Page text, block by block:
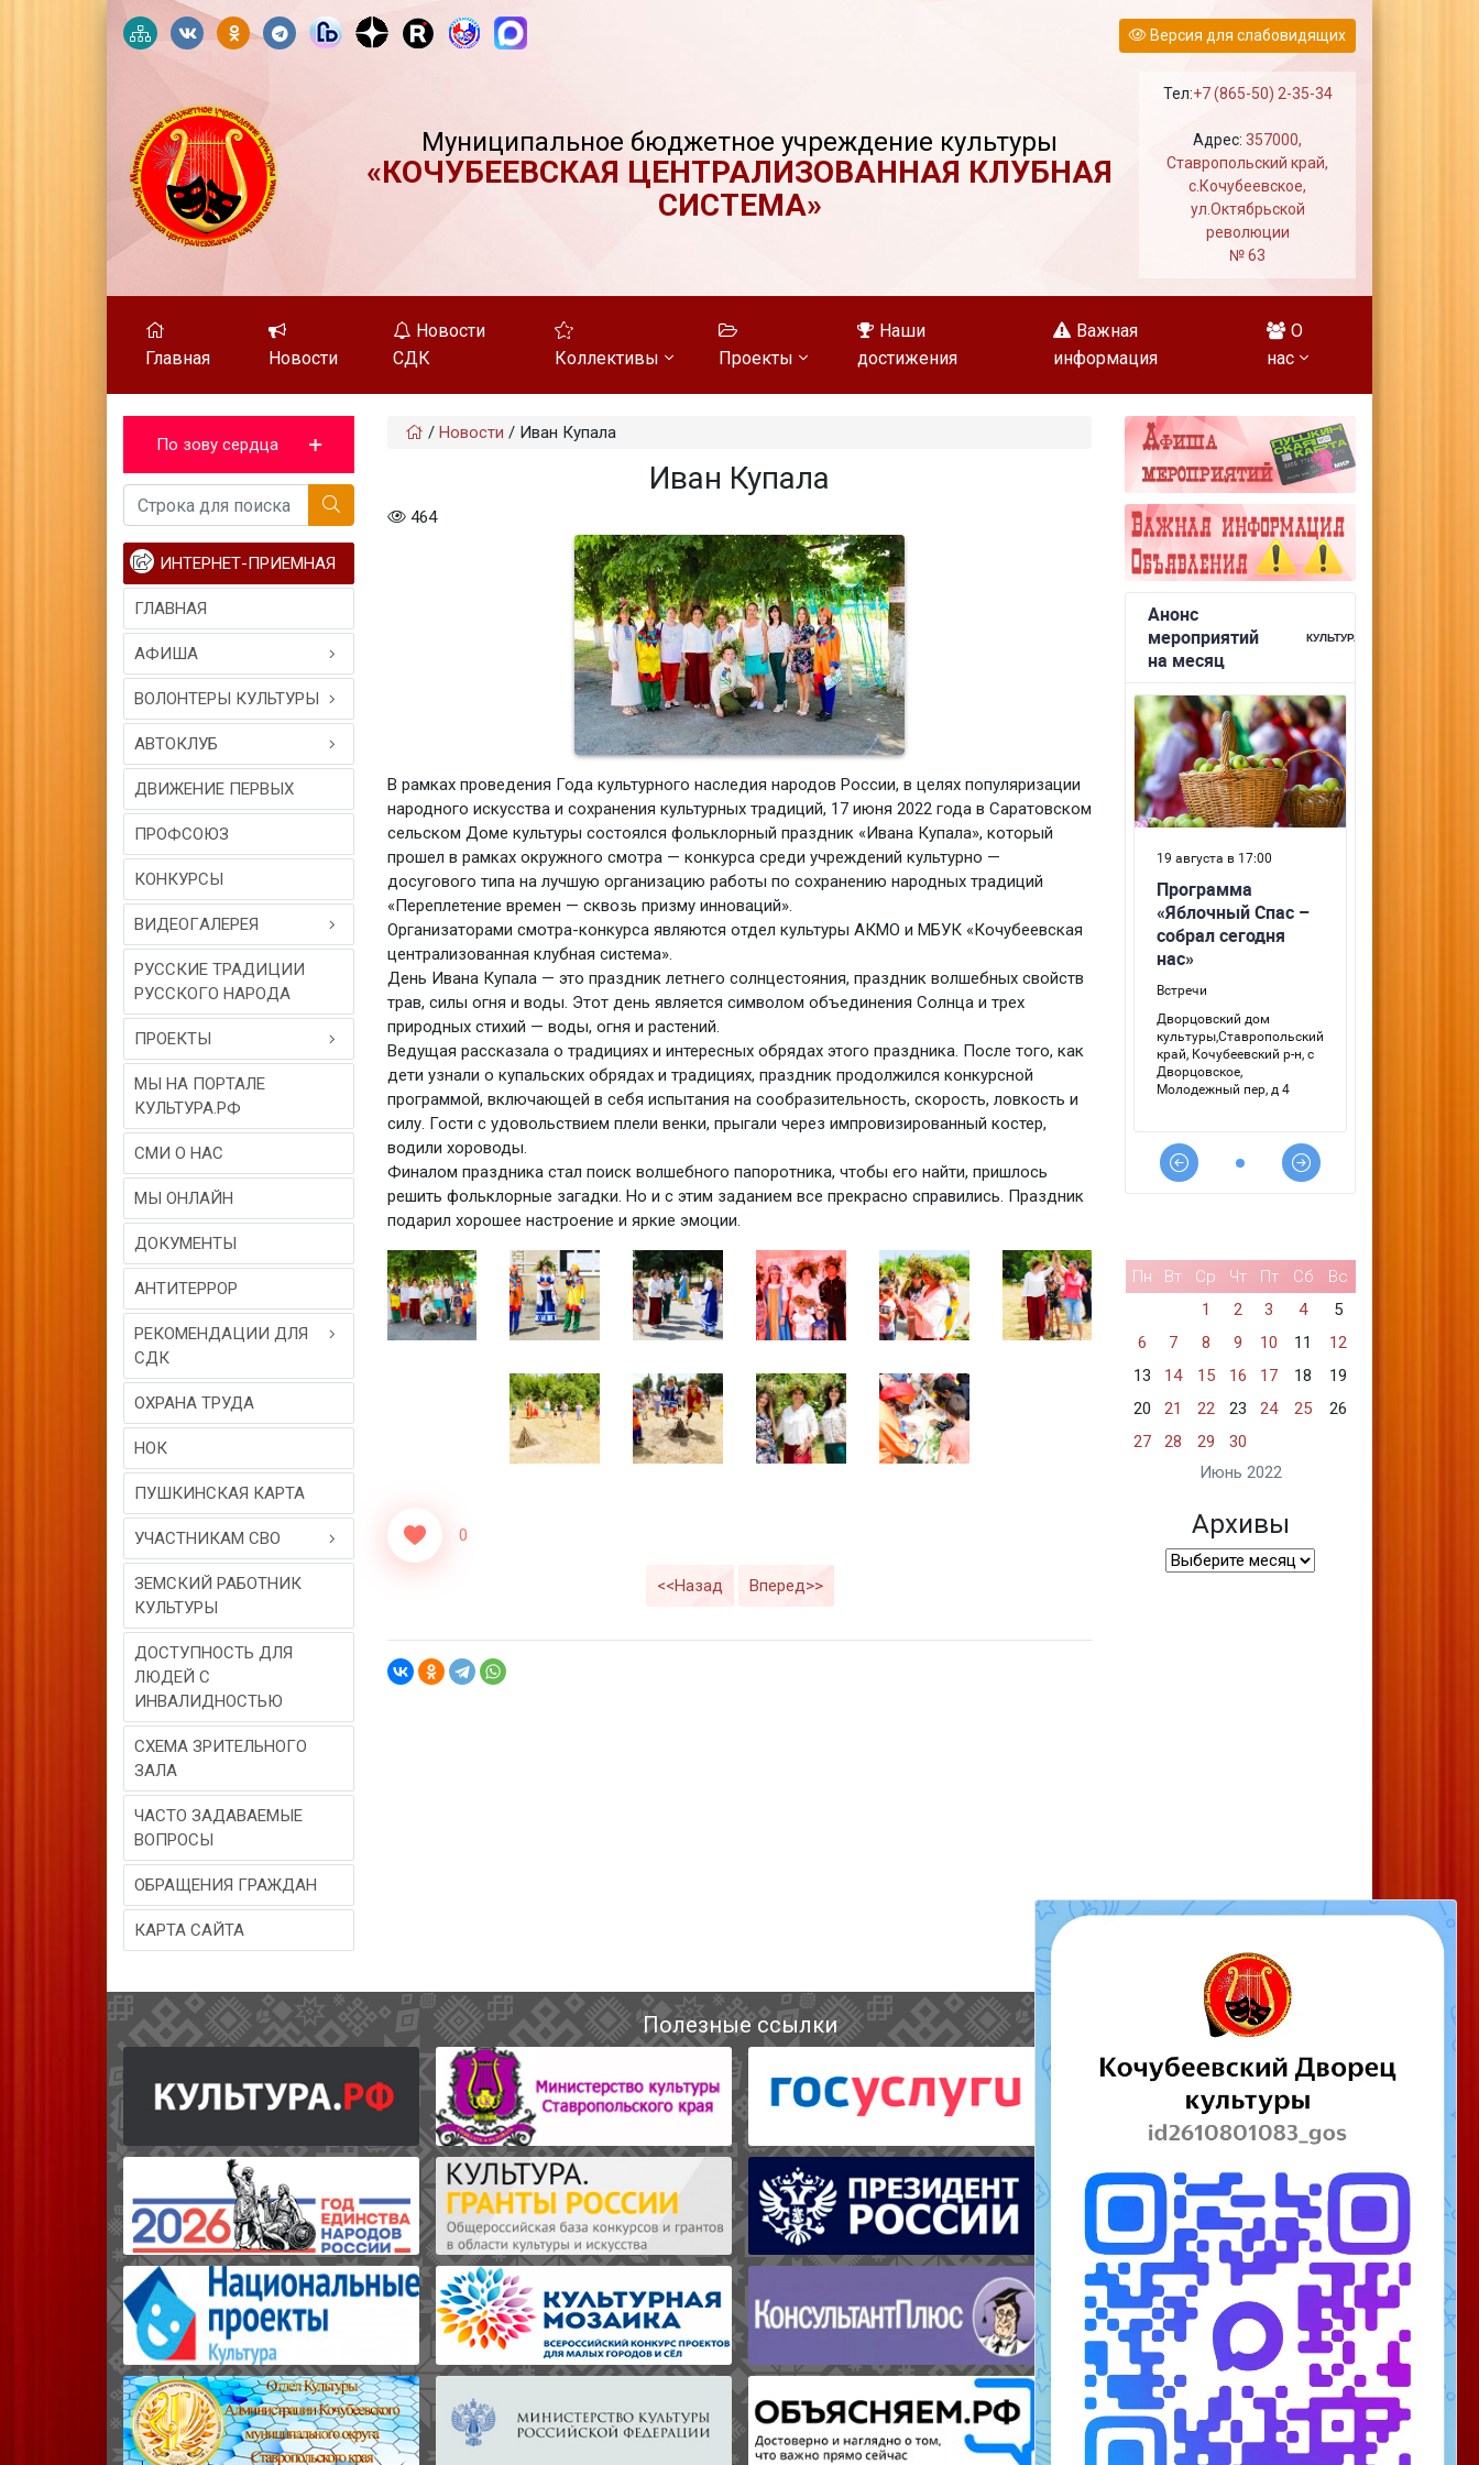
Версия для слабовидящих
Муниципальное бюджетное учреждение культуры
«КОЧУБЕЕВСКАЯ ЦЕНТРАЛИЗОВАННАЯ КЛУБНАЯ
СИСТЕМА»
Тел:+7 (865-50) 2-35-34
Адрес:357000,
Ставропольский край,
с.Кочубеевское,
ул.Октябрьской
революции
№ 63
Главная Новости
Новости
СДК
Коллективы Проекты
Наши
достижения
Важная
информация
О
нас
По зову сердца
ИНТЕРНЕТ-ПРИЕМНАЯ
ГЛАВНАЯ
АФИША
ВОЛОНТЕРЫ КУЛЬТУРЫ
АВТОКЛУБ
ДВИЖЕНИЕ ПЕРВЫХ
ПРОФСОЮЗ
КОНКУРСЫ
ВИДЕОГAЛЕРЕЯ
РУССКИЕ ТРАДИЦИИ
РУССКОГО НАРОДА
ПРОЕКТЫ
МЫ НА ПОРТАЛЕ
КУЛЬТУРА.РФ
СМИ О НАС
МЫ ОНЛАЙН
ДОКУМЕНТЫ
АНТИТЕРРОР
РЕКОМЕНДАЦИИ ДЛЯ
СДК
ОХРАНА ТРУДА
НОК
ПУШКИНСКАЯ КАРТА
УЧАСТНИКАМ СВО
ЗЕМСКИЙ РАБОТНИК
КУЛЬТУРЫ
ДОСТУПНОСТЬ ДЛЯ
ЛЮДЕЙ С
ИНВАЛИДНОСТЬЮ
СХЕМА ЗРИТЕЛЬНОГО
ЗАЛА
ЧАСТО ЗАДАВАЕМЫЕ
ВОПРОСЫ
ОБРАЩЕНИЯ ГРАЖДАН
КАРТА САЙТА
/ Новости / Иван Купала
Иван Купала
464
В рамках проведения Года культурного наследия народов России, в целях популяризации
народного искусства и сохранения культурных традиций, 17 июня 2022 года в Саратовском
сельском Доме культуры состоялся фольклорный праздник «Ивана Купала», который
прошел в рамках окружного смотра — конкурса среди учреждений культурно —
досугового типа на лучшую организацию работы по сохранению народных традиций
«Переплетение времен — сквозь призму инноваций».
Организаторами смотра-конкурса являются отдел культуры АКМО и МБУК «Кочубеевская
централизованная клубная система».
День Ивана Купала — это праздник летнего солнцестояния, праздник волшебных свойств
трав, силы огня и воды. Этот день является символом объединения Солнца и трех
природных стихий — воды, огня и растений.
Ведущая рассказала о традициях и интересных обрядах этого праздника. После того, как
дети узнали о купальских обрядах и традициях, праздник продолжился конкурсной
программой, включающей в себя испытания на сообразительность, скорость, ловкость и
силу. Гости с удовольствием плели венки, прыгали через импровизированный костер,
водили хороводы.
Финалом праздника стал поиск волшебного папоротника, чтобы его найти, пришлось
решить фольклорные загадки. Но и с этим заданием все прекрасно справились. Праздник
подарил хорошее настроение и яркие эмоции.
0
<<Назад Вперед>>
Июнь 2022
Пн Вт Ср Чт Пт Сб
Вс
1
2 3 4
5
6
7 8 9 10 11
12
13
14 15 16 17 18
19
20
21 22 23 24 25
26
27
28 29 30
Архивы
Архивы
Полезные ссылки